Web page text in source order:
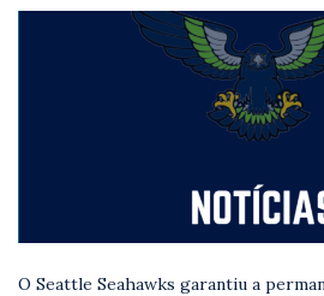
O Seattle Seahawks garantiu a